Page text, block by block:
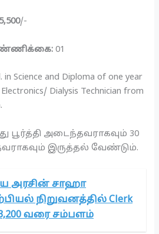
/-
01
in Science and Diploma of one year
Dialysis Technician from
பூர்த்தி அடைந்தவராகவும் 30
இருத்தல் வேண்டும்.
அரசின் சாஹா
நிறுவனத்தில் Clerk
வரை சம்பளம்